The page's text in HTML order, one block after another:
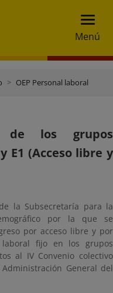
Menú
OEP Personal laboral
de los grupos
E1 (Acceso libre y
la Subsecretaría para la
por la que se
por acceso libre y por
laboral fijo en los grupos
al IV Convenio colectivo
General del